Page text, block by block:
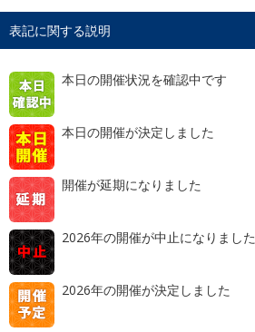
表記に関する説明
本日の開催状況を確認中です
本日の開催が決定しました
開催が延期になりました
2026年の開催が中止になりました
2026年の開催が決定しました